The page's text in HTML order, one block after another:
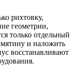
рихтовку,
геометрии,
только отдельный
и наложить
восстанавливают